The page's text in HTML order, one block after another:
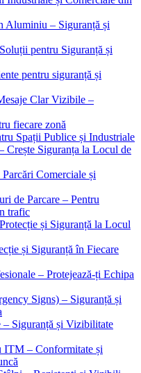
Aluminiu – Siguranță și
pentru Siguranță și
pentru siguranță și
Clar Vizibile –
fiecare zonă
Spații Publice și Industriale
Crește Siguranța la Locul de
Parcări Comerciale și
de Parcare – Pentru
trafic
și Siguranță la Locul
și Siguranță în Fiecare
– Protejează-ți Echipa
Signs) – Siguranță și
– Siguranță și Vizibilitate
ITM – Conformitate și